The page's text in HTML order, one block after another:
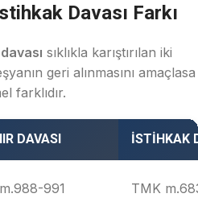
Davası Farkı
sıklıkla karıştırılan iki
geri alınmasını amaçlasa
farklıdır.
DAVASI İSTIHKAK
991 TMK